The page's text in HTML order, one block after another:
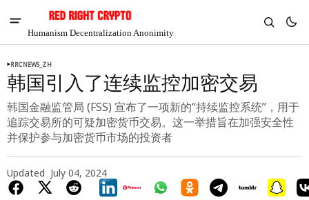
Humanism Decentralization Anonimity
RRCNEWS_ZH
韩国引入了连续监控加密交易
韩国金融监管局 (FSS) 宣布了一项新的“持续监控系统”，用于
追踪交易所的可疑加密货币交易。这一举措旨在加强安全性
并保护参与加密货币市场的投资者
Updated July 04, 2024